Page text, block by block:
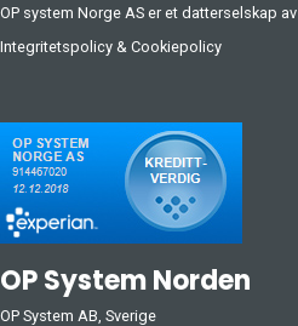
OP system Norge AS er et datterselskap av
Integritetspolicy & Cookiepolicy
OP System Norden
OP System AB, Sverige